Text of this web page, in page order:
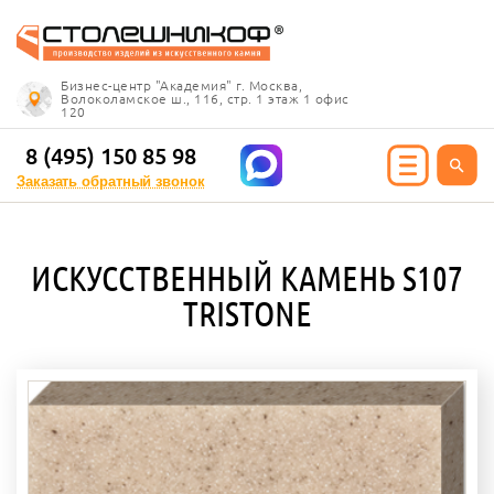
Бизнес-центр "Академия" г. Москва,
Волоколамское ш., 116, стр. 1 этаж 1 офис
120
8 (495) 150 85 98
Заказать обратный звонок
Info@stoleshnikof.ru
8 (495) 150 85 98
Заказать обратный
столешницы
под дерево
под мрамор
ИСКУССТВЕННЫЙ КАМЕНЬ S107
TRISTONE